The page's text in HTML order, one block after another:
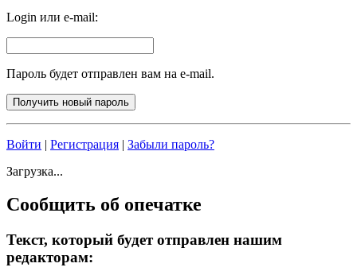
Login или e-mail:
Пароль будет отправлен вам на e-mail.
Войти | Регистрация | Забыли пароль?
Загрузка...
Сообщить об опечатке
Текст, который будет отправлен нашим
редакторам: